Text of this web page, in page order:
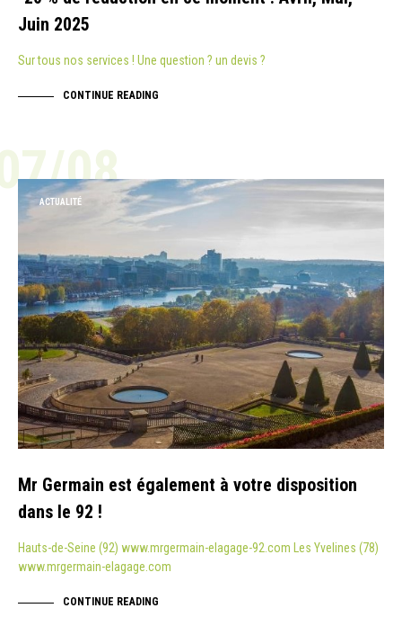
Juin 2025
Sur tous nos services ! Une question ? un devis ?
CONTINUE READING
08
ACTUALITÉ
Mr Germain est également à votre disposition
dans le 92 !
Hauts-de-Seine (92) www.mrgermain-elagage-92.com Les Yvelines (78)
www.mrgermain-elagage.com
CONTINUE READING